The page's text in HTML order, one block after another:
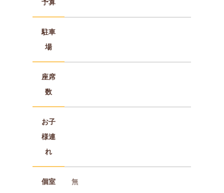
予算
駐車
場
座席
数
お子
様連
れ
個室 無